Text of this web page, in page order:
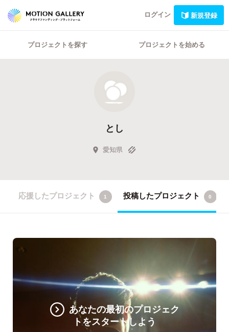
ログイン 新規登録
プロジェクトを探す プロジェクトを始める
とし
愛知県
応援したプロジェクト 1 投稿したプロジェクト 0
あなたの最初のプロジェク
トをスタートしよう